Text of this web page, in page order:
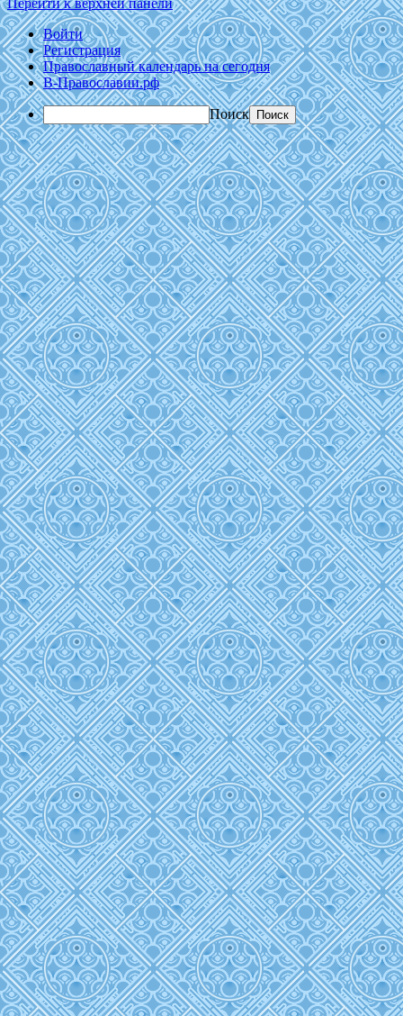
Перейти к верхней панели
Войти
Регистрация
Православный календарь на сегодня
В-Православии.рф
Поиск